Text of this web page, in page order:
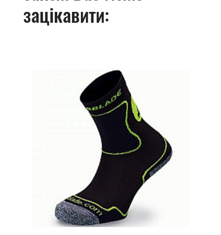
зацікавити: